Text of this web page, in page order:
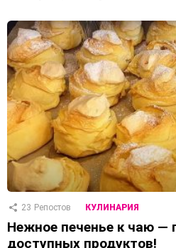
23 Репостов КУЛИНАРИЯ
Нежное печенье к чаю —
доступных продуктов!